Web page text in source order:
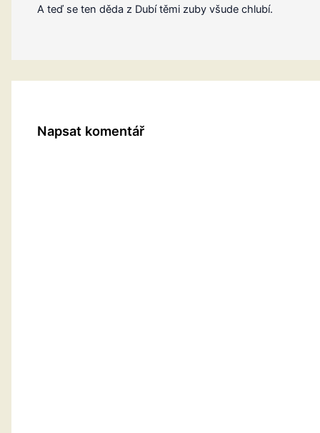
A teď se ten děda z Dubí těmi zuby všude chlubí.
Napsat komentář